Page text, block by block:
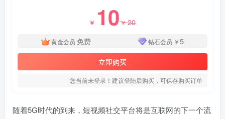
￥ 10￥20
黄金会员 免费 钻石会员 ￥5
立即购买
您当前未登录！建议登陆后购买，可保存购买订单
随着5G时代的到来，短视频社交平台将是互联网的下一个流